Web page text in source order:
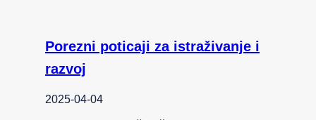
Porezni poticaji za istraživanje i
razvoj
2025-04-04